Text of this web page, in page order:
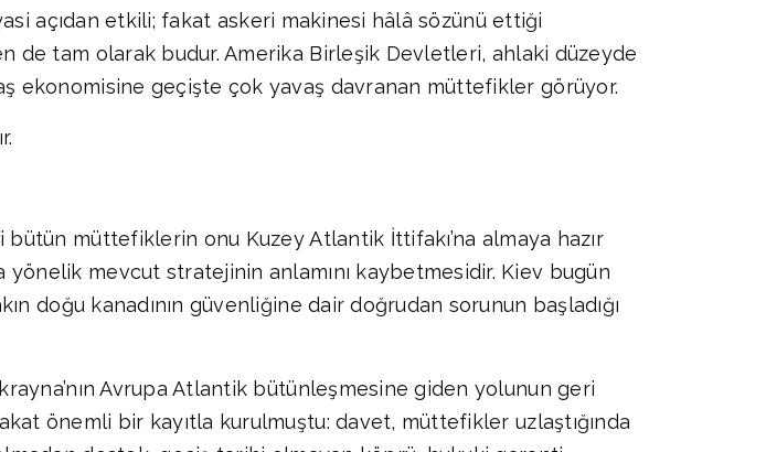
açıdan etkili; fakat askeri makinesi hâlâ sözünü ettiği
de tam olarak budur. Amerika Birleşik Devletleri, ahlaki düzeyde
ekonomisine geçişte çok yavaş davranan müttefikler görüyor.
müttefiklerin onu Kuzey Atlantik İttifakı’na almaya hazır
yönelik mevcut stratejinin anlamını kaybetmesidir. Kiev bugün
doğu kanadının güvenliğine dair doğrudan sorunun başladığı
Avrupa Atlantik bütünleşmesine giden yolunun geri
önemli bir kayıtla kurulmuştu: davet, müttefikler uzlaştığında